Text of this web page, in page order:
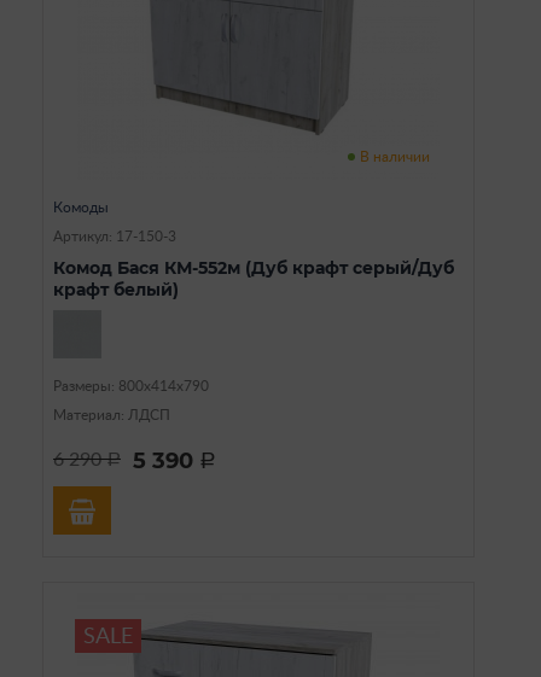
В наличии
Комоды
Артикул: 17-150-3
Комод Бася КМ-552м (Дуб крафт серый/Дуб
крафт белый)
Размеры: 800х414х790
Материал: ЛДСП
6 290a 5 390 a
SALE